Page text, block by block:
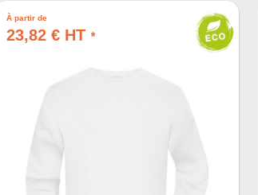
À partir de
23,82 € HT *